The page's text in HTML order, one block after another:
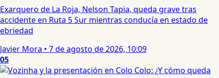
Exarquero de La Roja, Nelson Tapia, queda grave tras
accidente en Ruta 5 Sur mientras conducía en estado de
ebriedad
Javier Mora • 7 de agosto de 2026, 10:09
05